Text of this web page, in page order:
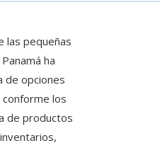
las pequeñas
ha
de opciones
los
de productos